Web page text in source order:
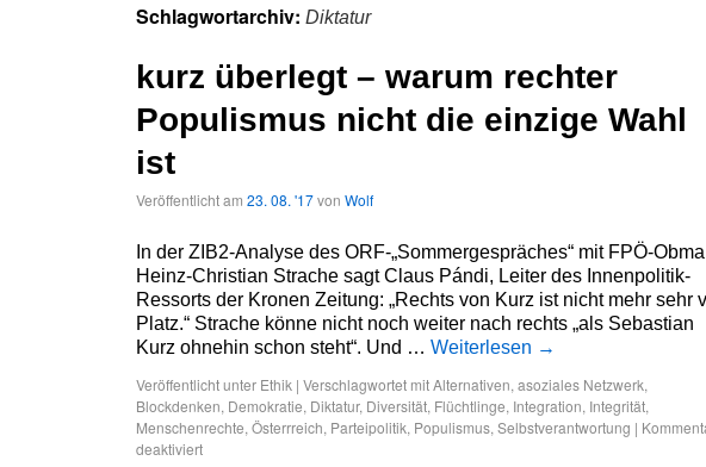
Schlagwortarchiv: Diktatur
kurz überlegt – warum rechter
Populismus nicht die einzige Wahl
ist
Veröffentlicht am 23. 08. '17von Wolf
In der ZIB2-Analyse des ORF-„Sommergespräches“ mit FPÖ-
Heinz-Christian Strache sagt Claus Pándi, Leiter des Innenpolitik-
Ressorts der Kronen Zeitung: „Rechts von Kurz ist nicht mehr sehr
Platz.“ Strache könne nicht noch weiter nach rechts „als Sebastian
Kurz ohnehin schon steht“. Und … Weiterlesen →
Veröffentlicht unter Ethik | Verschlagwortet mitAlternativen, asoziales Netzwerk,
Blockdenken, Demokratie, Diktatur, Diversität, Flüchtlinge, Integration, Integrität,
Menschenrechte, Österrreich, Parteipolitik, Populismus, Selbstverantwortung |
deaktiviert